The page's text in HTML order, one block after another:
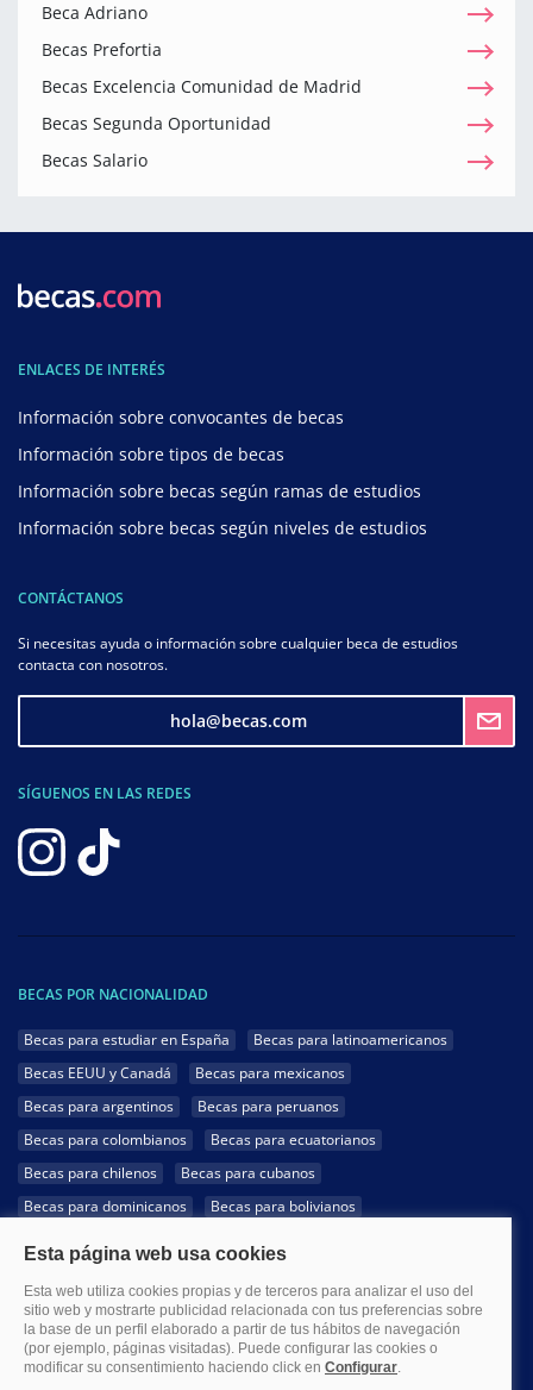
Beca Adriano
Becas Prefortia
Becas Excelencia Comunidad de Madrid
Becas Segunda Oportunidad
Becas Salario
ENLACES DE INTERÉS
Información sobre convocantes de becas
Información sobre tipos de becas
Información sobre becas según ramas de estudios
Información sobre becas según niveles de estudios
CONTÁCTANOS
Si necesitas ayuda o información sobre cualquier beca de estudios
contacta con nosotros.
hola@becas.com
SÍGUENOS EN LAS REDES
BECAS POR NACIONALIDAD
Becas para estudiar en España
Becas para latinoamericanos
Becas EEUU y Canadá
Becas para mexicanos
Becas para argentinos
Becas para peruanos
Becas para colombianos
Becas para ecuatorianos
Becas para chilenos
Becas para cubanos
Becas para dominicanos
Becas para bolivianos
Becas para hondureños
Becas para paraguayos
Becas para uruguayos
Becas para salvadoreños